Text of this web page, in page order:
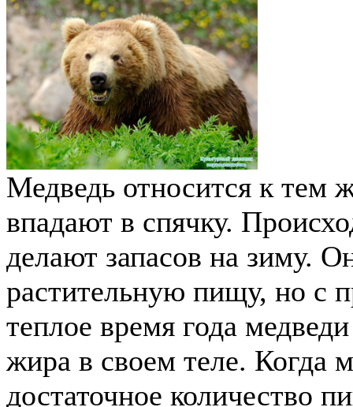
Медведь относится к тем
впадают в спячку.
делают запасов на зиму.
растительную пищу, но с
теплое время года
жира в своем теле. Когда
достаточное количество